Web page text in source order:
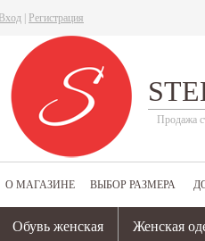
Вход Регистрация
Продажа
О МАГАЗИНЕ ВЫБОР РАЗМЕРА
Обувь женская Женская